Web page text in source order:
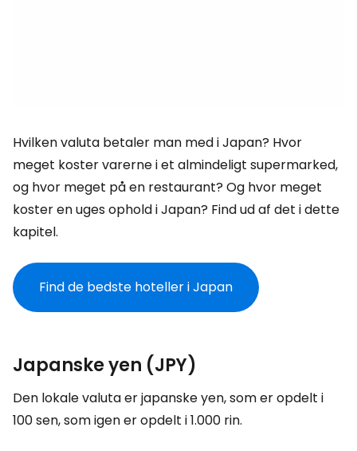
Hvilken valuta betaler man med i Japan? Hvor
meget koster varerne i et almindeligt supermarked,
og hvor meget på en restaurant? Og hvor meget
koster en uges ophold i Japan? Find ud af det i dette
kapitel.
Find de bedste hoteller i Japan
Japanske yen (JPY)
Den lokale valuta er japanske yen, som er opdelt i
100 sen, som igen er opdelt i 1.000 rin.